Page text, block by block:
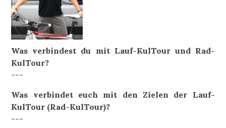
Was verbindest du mit Lauf-KulTour und Rad-
KulTour?
---
Was verbindet euch mit den Zielen der Lauf-
KulTour (Rad-KulTour)?
---